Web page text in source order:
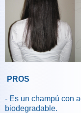
PROS
- Es un champú con
biodegradable.